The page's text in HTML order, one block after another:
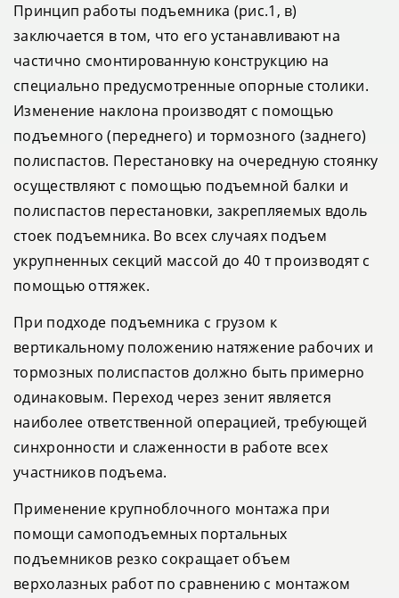
Принцип работы подъемника (рис.1, в)
заключается в том, что его устанавливают на
частично смонтированную конструкцию на
специально предусмотренные опорные столики.
Изменение наклона производят с помощью
подъемного (переднего) и тормозного (заднего)
полиспастов. Перестановку на очередную стоянку
осуществляют с помощью подъемной балки и
полиспастов перестановки, закрепляемых вдоль
стоек подъемника. Во всех случаях подъем
укрупненных секций массой до 40 т производят с
помощью оттяжек.
При подходе подъемника с грузом к
вертикальному положению натяжение рабочих и
тормозных полиспастов должно быть примерно
одинаковым. Переход через зенит является
наиболее ответственной операцией, требующей
синхронности и слаженности в работе всех
участников подъема.
Применение крупноблочного монтажа при
помощи самоподъемных портальных
подъемников резко сокращает объем
верхолазных работ по сравнению с монтажом